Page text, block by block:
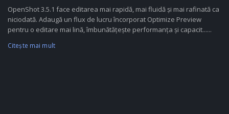
OpenShot 3.5.1 face editarea mai rapidă, mai fluidă și mai rafinată ca
niciodată. Adaugă un flux de lucru încorporat Optimize Preview
pentru o editare mai lină, îmbunătățește performanța și capacit......
Citeşte mai mult